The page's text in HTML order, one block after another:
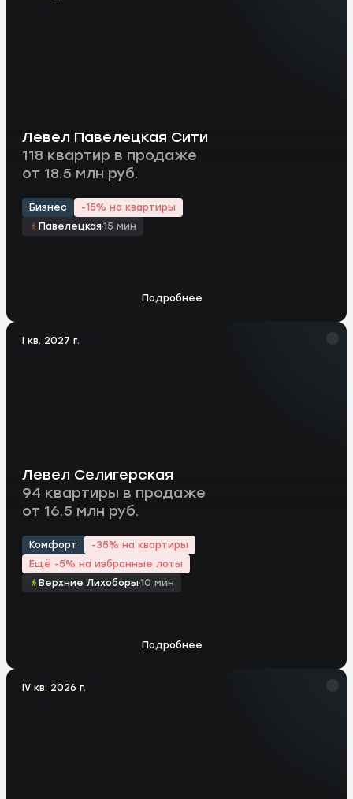
Левел Павелецкая Сити
118 квартир в продаже
от 18.5 млн руб.
Бизнес
-15% на квартиры
Павелецкая15 мин
Подробнее
I кв. 2027 г.
Левел Селигерская
94 квартиры в продаже
от 16.5 млн руб.
Комфорт
-35% на квартиры
Ещё -5% на избранные лоты
Верхние Лихоборы10 мин
Подробнее
IV кв. 2026 г.